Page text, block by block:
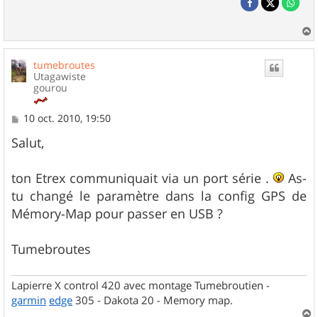
a
tumebroutes
Utagawiste
gourou
M
s
s
g
e
10 oct. 2010, 19:50
Salut,
ton Etrex communiquait via un port série .
As-
tu changé le paramètre dans la config GPS de
Mémory-Map pour passer en USB ?
Tumebroutes
Lapierre X control 420 avec montage Tumebroutien -
garmin edge 305 - Dakota 20 - Memory map.